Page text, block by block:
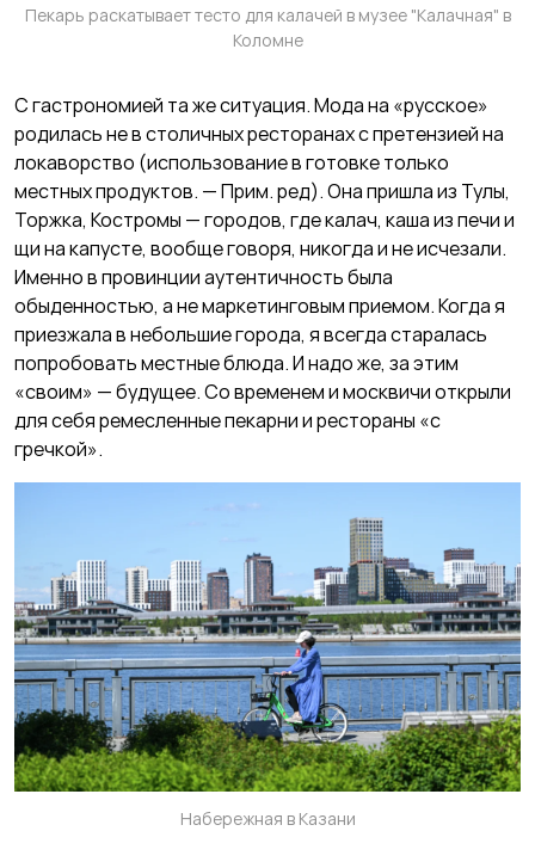
Пекарь раскатывает тесто для калачей в музее "Калачная" в
Коломне
С гастрономией та же ситуация. Мода на «русское»
родилась не в столичных ресторанах с претензией на
локаворство (использование в готовке только
местных продуктов. — Прим. ред). Она пришла из Тулы,
Торжка, Костромы — городов, где калач, каша из печи и
щи на капусте, вообще говоря, никогда и не исчезали.
Именно в провинции аутентичность была
обыденностью, а не маркетинговым приемом. Когда я
приезжала в небольшие города, я всегда старалась
попробовать местные блюда. И надо же, за этим
«своим» — будущее. Со временем и москвичи открыли
для себя ремесленные пекарни и рестораны «с
гречкой».
Набережная в Казани